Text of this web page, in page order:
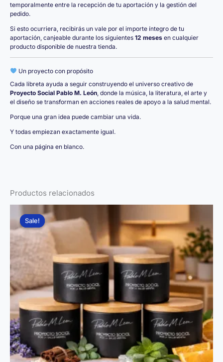
temporalmente entre la recepción de tu aportación y la gestión del
pedido.
Si esto ocurriera, recibirás un vale por el importe íntegro de tu
aportación, canjeable durante los siguientes 12 meses en cualquier
producto disponible de nuestra tienda.
Un proyecto con propósito
Cada libreta ayuda a seguir construyendo el universo creativo de
Proyecto Social Pablo M. León, donde la música, la literatura, el arte y
el diseño se transforman en acciones reales de apoyo a la salud mental.
Porque una gran idea puede cambiar una vida.
Y todas empiezan exactamente igual.
Con una página en blanco.
Productos relacionados
Sale!
Sale!